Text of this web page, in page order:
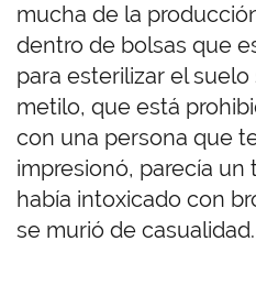
mucha de la
dentro de bolsas que
para esterilizar el
metilo, que está
con una persona que
impresionó, parecía un
había intoxicado con
se murió de casualidad.